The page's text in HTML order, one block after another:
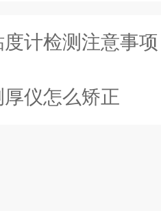
度计检测注意事项
厚仪怎么矫正